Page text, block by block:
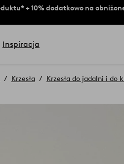
+ 10% dodatkowo na
Inspiracja
Krzesła Krzesła do jadalni i do